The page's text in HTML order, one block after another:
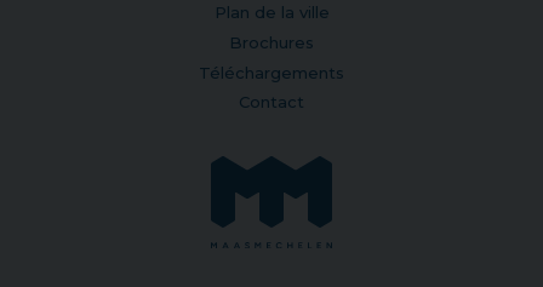
Plan de la ville
Brochures
Téléchargements
Contact